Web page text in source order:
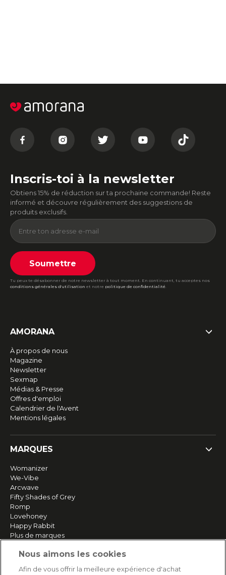
Inscris-toi à la newsletter
Obtiens 15% de réduction sur ta prochaine commande! Reste
informé et découvre régulièrement des suggestions de
produits exclusifs.
Soumettre
Tu peux te désabonner de notre newsletter à tout moment. En continuant, tu acceptes nos
conditions générales d'utilisation et notre politique de confidentialité.
AMORANA
À propos de nous
Magazine
Newsletter
Sexmap
Médias & Presse
Offres d'emploi
Calendrier de l'Avent
Mentions légales
MARQUES
Womanizer
We-Vibe
Arcwave
Fifty Shades of Grey
Romp
Lovehoney
Happy Rabbit
Plus de marques
SERVICE
Nous aimons les cookies
Afin de vous offrir la meilleure expérience d'achat